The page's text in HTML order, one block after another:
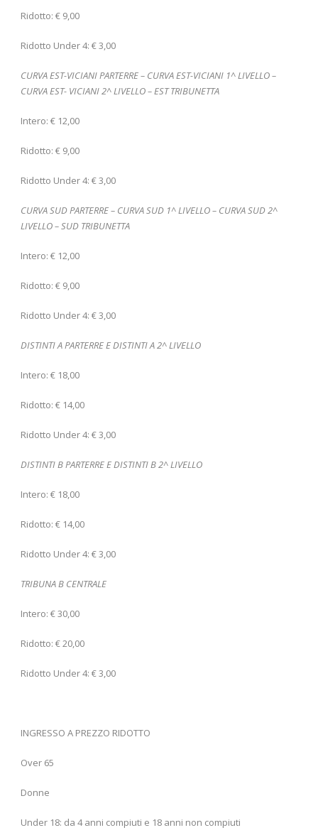
Ridotto: € 9,00
Ridotto Under 4: € 3,00
CURVA EST-VICIANI PARTERRE – CURVA EST-VICIANI 1^ LIVELLO –
CURVA EST- VICIANI 2^ LIVELLO – EST TRIBUNETTA
Intero: € 12,00
Ridotto: € 9,00
Ridotto Under 4: € 3,00
CURVA SUD PARTERRE – CURVA SUD 1^ LIVELLO – CURVA SUD 2^
LIVELLO – SUD TRIBUNETTA
Intero: € 12,00
Ridotto: € 9,00
Ridotto Under 4: € 3,00
DISTINTI A PARTERRE E DISTINTI A 2^ LIVELLO
Intero: € 18,00
Ridotto: € 14,00
Ridotto Under 4: € 3,00
DISTINTI B PARTERRE E DISTINTI B 2^ LIVELLO
Intero: € 18,00
Ridotto: € 14,00
Ridotto Under 4: € 3,00
TRIBUNA B CENTRALE
Intero: € 30,00
Ridotto: € 20,00
Ridotto Under 4: € 3,00
INGRESSO A PREZZO RIDOTTO
Over 65
Donne
Under 18: da 4 anni compiuti e 18 anni non compiuti